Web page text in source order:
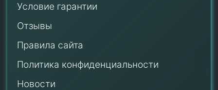
Условие гарантии
Отзывы
Правила сайта
Политика конфиденциальности
Новости